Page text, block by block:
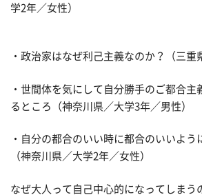
学2年／女性）
・政治家はなぜ利己主義なのか？（三重
・世間体を気にして自分勝手のご都合主
るところ（神奈川県／大学3年／男性）
・自分の都合のいい時に都合のいいよう
（神奈川県／大学2年／女性）
なぜ大人って自己中心的になってしまう